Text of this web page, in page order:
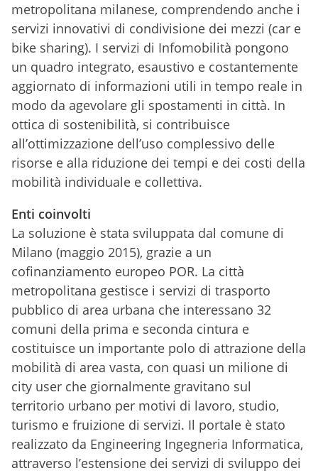
metropolitana milanese, comprendendo anche i
servizi innovativi di condivisione dei mezzi (car e
bike sharing). I servizi di Infomobilità pongono
un quadro integrato, esaustivo e costantemente
aggiornato di informazioni utili in tempo reale in
modo da agevolare gli spostamenti in città. In
ottica di sostenibilità, si contribuisce
all’ottimizzazione dell’uso complessivo delle
risorse e alla riduzione dei tempi e dei costi della
mobilità individuale e collettiva.
Enti coinvolti
La soluzione è stata sviluppata dal comune di
Milano (maggio 2015), grazie a un
cofinanziamento europeo POR. La città
metropolitana gestisce i servizi di trasporto
pubblico di area urbana che interessano 32
comuni della prima e seconda cintura e
costituisce un importante polo di attrazione della
mobilità di area vasta, con quasi un milione di
city user che giornalmente gravitano sul
territorio urbano per motivi di lavoro, studio,
turismo e fruizione di servizi. Il portale è stato
realizzato da Engineering Ingegneria Informatica,
attraverso l’estensione dei servizi di sviluppo dei